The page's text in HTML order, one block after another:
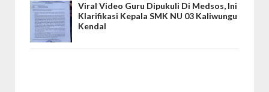
Viral Video Guru Dipukuli Di Medsos, Ini
Klarifikasi Kepala SMK NU 03 Kaliwungu
Kendal